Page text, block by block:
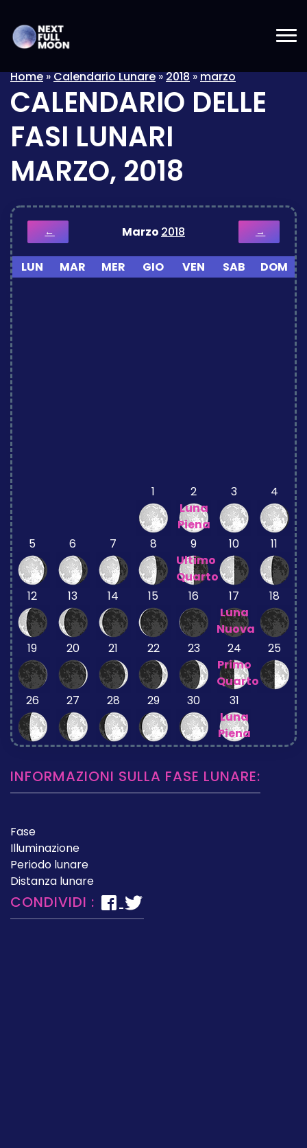
Home»Calendario Lunare»2018»marzo
CALENDARIO DELLE
FASI LUNARI
MARZO, 2018
← Marzo 2018 →
LUN MAR MER GIO VEN SAB DOM
1
2
Luna
Piena
3 4
5 6 7 8
9
Ultimo
Quarto
10 11
12 13 14 15 16
17
Luna
Nuova
18
19 20 21 22 23
24
Primo
Quarto
25
26 27 28 29 30
31
Luna
Piena
INFORMAZIONI SULLA FASE LUNARE:
Fase
Illuminazione
Periodo lunare
Distanza lunare
CONDIVIDI :